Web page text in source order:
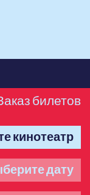
билетов